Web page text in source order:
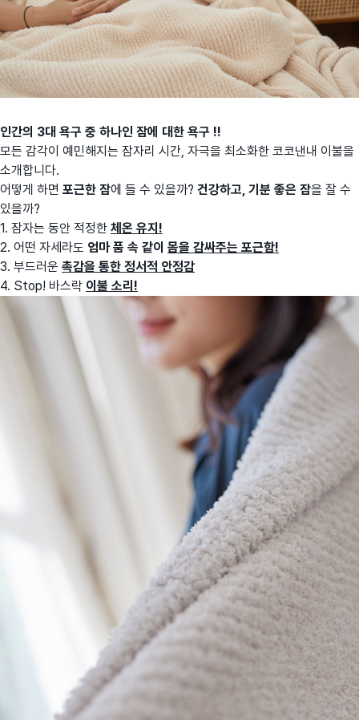
인간의 3대 욕구 중 하나인 잠에 대한 욕구 !!
모든 감각이 예민해지는 잠자리 시간, 자극을 최소화한 코코낸내 이불을
소개합니다.
어떻게 하면 포근한 잠에 들 수 있을까? 건강하고, 기분 좋은 잠을 잘 수
있을까?
1. 잠자는 동안 적정한 체온 유지!
2. 어떤 자세라도 엄마 품 속 같이 몸을 감싸주는 포근함!
3. 부드러운 촉감을 통한 정서적 안정감
4. Stop! 바스락 이불 소리!